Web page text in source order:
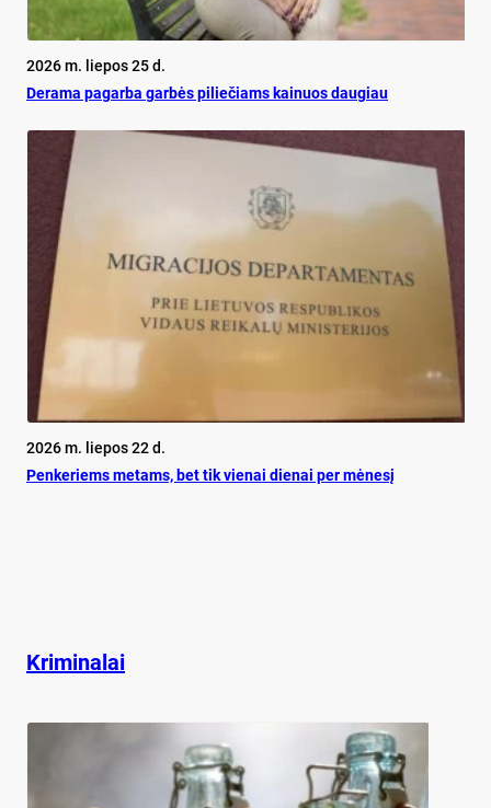
2026 m. liepos 25 d.
De­ra­ma pa­gar­ba gar­bės pi­lie­čiams kai­nuos dau­giau
2026 m. liepos 22 d.
Pen­ke­riems me­tams, bet tik vie­nai die­nai per mė­ne­sį
Kriminalai